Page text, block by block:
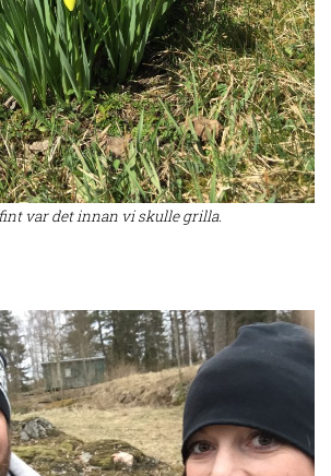
var det innan vi skulle grilla.